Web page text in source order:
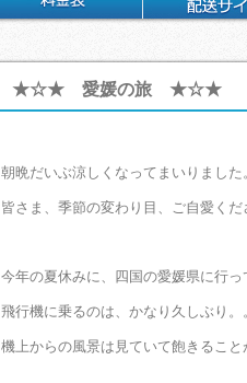
★☆★ 愛媛の旅 ★☆★
朝晩だいぶ涼しくなってまいりました
皆さま、季節の変わり目、ご自愛くだ
今年の夏休みに、四国の愛媛県に行っ
飛行機に乗るのは、かなり久しぶり
機上からの風景は見ていて飽きること